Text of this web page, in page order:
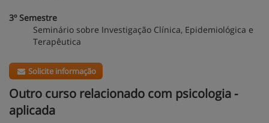
3º Semestre
Seminário sobre Investigação Clínica, Epidemiológica e
Terapêutica
Solicite informação
Outro curso relacionado com psicologia -
aplicada